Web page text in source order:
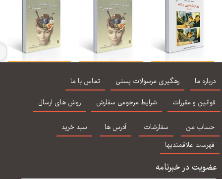
سانتراک جلد اول
ترجمه مهرداد
فیروزبخت
سانتراک جلد دوم
ترجمه مهرداد
فیروزبخت
ما رهگیری مرسولات پستی
تماس با ما
و مقررات
شرایط مرجوعی سفارش روش های ارسال
من سفارشات آدرس ها
سبد خرید
علاقمندیها
در خبرنامه